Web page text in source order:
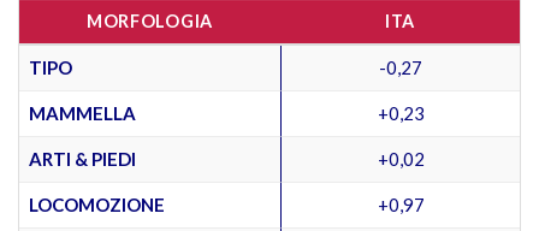
MORFOLOGIA ITA
TIPO -0,27
MAMMELLA +0,23
ARTI & PIEDI +0,02
LOCOMOZIONE +0,97